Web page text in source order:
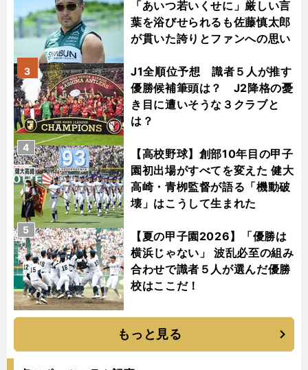
「あいつ若いくせに」厳しい言
葉を浴びせられるも佐藤慎太郎
が貫いた誇りとファンへの思い
J1全順位予想 識者５人が推す
優勝候補筆頭は？ J2降格の憂
き目に遭いそうな３クラブと
は？
3
【高校野球】創部10年目の甲子
園初出場がすべてを変えた 健大
高崎・青栁監督が語る「機動破
壊」はこうして生まれた
4
【夏の甲子園2026】「優勝は
横浜じゃない」 波乱必至の組み
合わせで識者５人が選んだ優勝
校はここだ！
5
もっと見る